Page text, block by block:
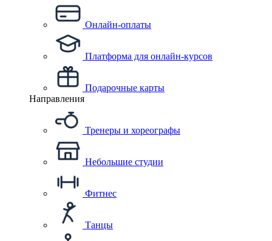
Онлайн-оплаты
Платформа для онлайн-курсов
Подарочные карты
Направления
Тренеры и хореографы
Небольшие студии
Фитнес
Танцы